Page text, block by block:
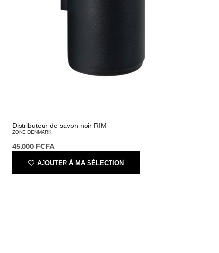
Distributeur de savon noir RIM
ZONE DENMARK
45.000 FCFA
AJOUTER À MA SÉLECTION